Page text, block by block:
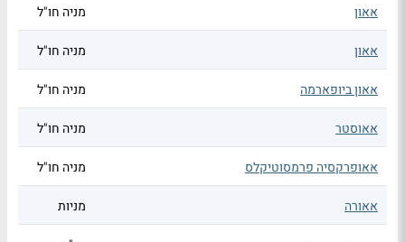
אאון מניה חו"ל
אאון מניה חו"ל
אאון ביופארמה מניה חו"ל
אאוסטר מניה חו"ל
אאופרקסיה פרמסוטיקלס מניה חו"ל
אאורה מניות